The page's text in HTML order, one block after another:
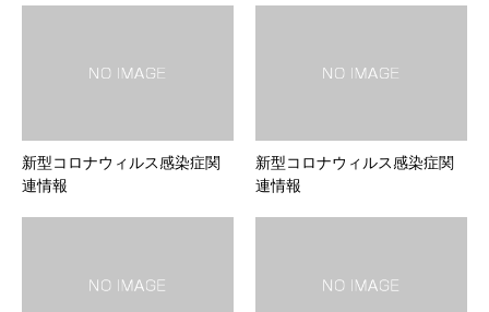
新型コロナウィルス感染症関
連情報
新型コロナウィルス感染症関
連情報